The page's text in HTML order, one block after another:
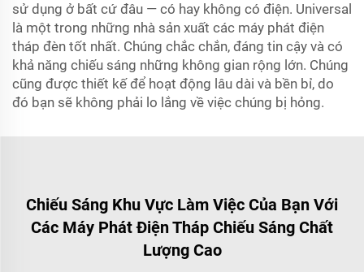
sử dụng ở bất cứ đâu — có hay không có điện. Universal
là một trong những nhà sản xuất các máy phát điện
tháp đèn tốt nhất. Chúng chắc chắn, đáng tin cậy và có
khả năng chiếu sáng những không gian rộng lớn. Chúng
cũng được thiết kế để hoạt động lâu dài và bền bỉ, do
đó bạn sẽ không phải lo lắng về việc chúng bị hỏng.
Chiếu Sáng Khu Vực Làm Việc Của Bạn Với
Các Máy Phát Điện Tháp Chiếu Sáng Chất
Lượng Cao